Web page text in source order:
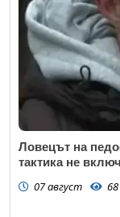
Ловецът на
тактика не
07 август 68